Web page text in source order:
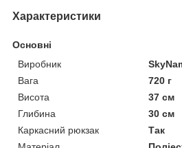
Характеристики
Основні
Виробник
Вага
720 г
Висота
37 см
Глибина
30 см
Каркасний рюкзак
Так